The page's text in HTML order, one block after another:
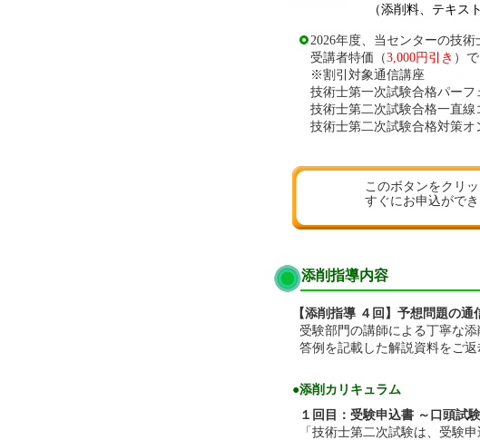
（添削料、テキスト代
2026年度、当センターの技
受講者特価（3,000円引き ）
※割引対象通信講座
技術士第一次試験合格パーフ
技術士第二次試験合格一直線
技術士第二次試験合格対策オ
このボタンをクリ
すぐにお申込ができ
添削指導内容
【添削指導 ４回】予想問題の通
受験部門の講師による丁寧な
答例を記載した解説資料をご返
●添削カリキュラム
１回目：受験申込書 ～口頭試
「技術士第二次試験は、受験